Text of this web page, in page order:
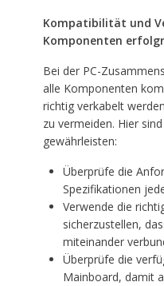
Kompatibilität und
Komponenten
Bei der PC-
alle Komponenten
richtig verkabelt
zu vermeiden. Hier
gewährleisten:
Überprüfe die
Spezifikationen
Verwende die
sicherzustellen,
miteinander
Überprüfe die
Mainboard, damit